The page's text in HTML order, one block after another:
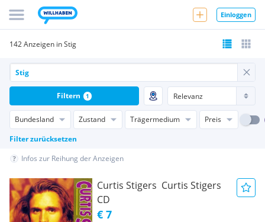
Einloggen
142 Anzeigen in Stig
Bundesland Zustand Trägermedium
Preis
Filter zurücksetzen
Filtern 1
Infos zur Reihung der Anzeigen
Curtis Stigers  Curtis Stigers
CD
€ 7